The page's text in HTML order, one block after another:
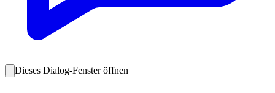
Dieses Dialog-Fenster öffnen